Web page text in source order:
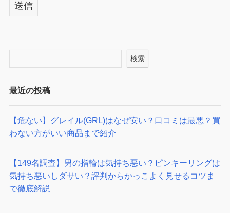
検索
最近の投稿
【危ない】グレイル(GRL)はなぜ安い？口コミは最悪？買
わない方がいい商品まで紹介
【149名調査】男の指輪は気持ち悪い？ピンキーリングは
気持ち悪いしダサい？評判からかっこよく見せるコツま
で徹底解説